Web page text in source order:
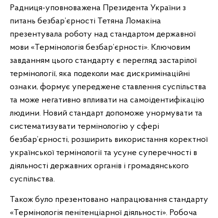
Радниця-уповноважена Президента України з
питань безбар’єрності Тетяна Ломакіна
презентувала роботу над стандартом державної
мови «Термінологія безбар’єрності». Ключовим
завданням цього стандарту є перегляд застарілої
термінології, яка подеколи має дискримінаційні
ознаки, формує упереджене ставлення суспільства
та може негативно впливати на самоідентифікацію
людини. Новий стандарт допоможе унормувати та
систематизувати термінологію у сфері
безбар’єрності, розширить використання коректної
української термінології та усуне суперечності в
діяльності державних органів і громадянського
суспільства.
Також було презентовано напрацювання стандарту
«Термінологія пенітенціарної діяльності». Робоча